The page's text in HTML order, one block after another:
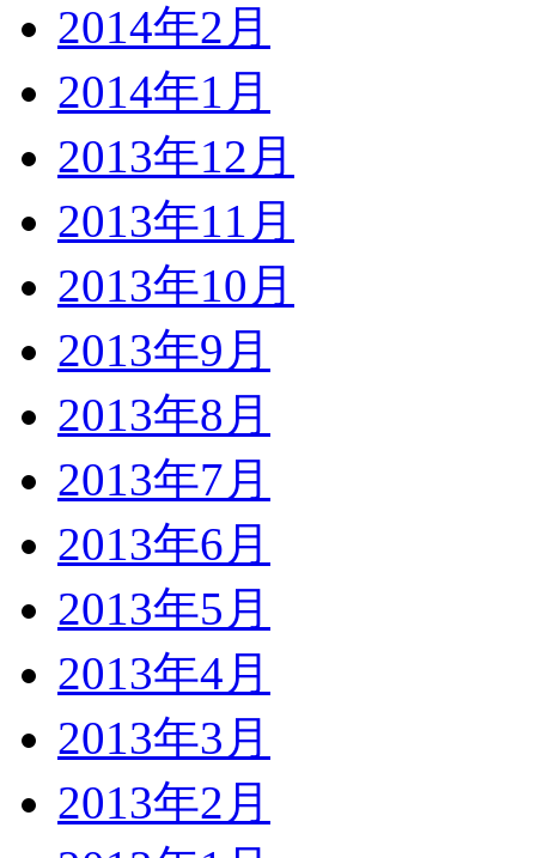
2014年2月
2014年1月
2013年12月
2013年11月
2013年10月
2013年9月
2013年8月
2013年7月
2013年6月
2013年5月
2013年4月
2013年3月
2013年2月